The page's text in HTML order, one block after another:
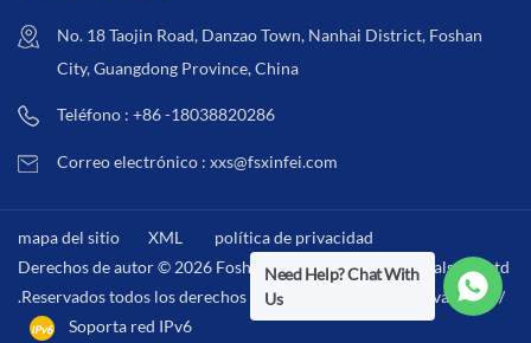
No. 18 Taojin Road, Danzao Town, Nanhai District, Foshan
City, Guangdong Province, China
Teléfono : +86 -18038820286
Correo electrónico : xxs@fsxinfei.com
mapa del sitio XML
política de privacidad
Derechos de autor © 2026 Foshan Xinfei Hygiene Materials Co.,Ltd
.Reservados todos los derechos . / XML política de privacidad /
Soporta red IPv6
Need Help? Chat With
Us